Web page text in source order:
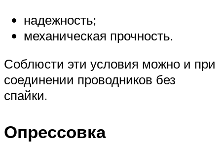
надежность;
механическая прочность.
Соблюсти эти условия можно и при
соединении проводников без
спайки.
Опрессовка